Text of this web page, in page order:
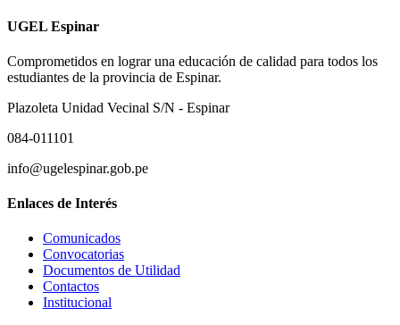
UGEL Espinar
Comprometidos en lograr una educación de calidad para todos los
estudiantes de la provincia de Espinar.
Plazoleta Unidad Vecinal S/N - Espinar
084-011101
info@ugelespinar.gob.pe
Enlaces de Interés
Comunicados
Convocatorias
Documentos de Utilidad
Contactos
Institucional